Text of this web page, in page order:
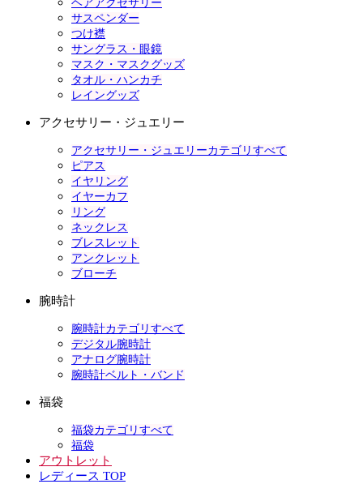
ヘアアクセサリー
サスペンダー
つけ襟
サングラス・眼鏡
マスク・マスクグッズ
タオル・ハンカチ
レイングッズ
アクセサリー・ジュエリー
アクセサリー・ジュエリーカテゴリすべて
ピアス
イヤリング
イヤーカフ
リング
ネックレス
ブレスレット
アンクレット
ブローチ
腕時計
腕時計カテゴリすべて
デジタル腕時計
アナログ腕時計
腕時計ベルト・バンド
福袋
福袋カテゴリすべて
福袋
アウトレット
レディース TOP